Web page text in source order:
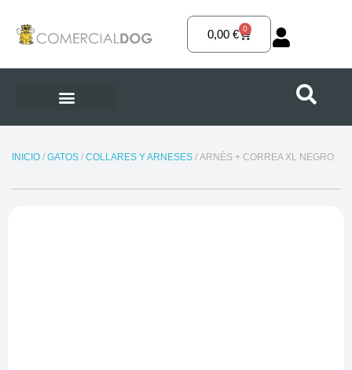
contenido
0,00€ 0
Carrito
INICIO/ GATOS/ COLLARES Y ARNESES/ ARNÉS + CORREA XL NEGRO